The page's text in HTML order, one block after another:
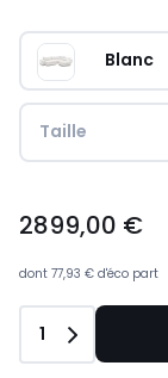
Blanc
Taille
€.
2899,00 €
dont 77,93 € d'éco part
Quantité
1